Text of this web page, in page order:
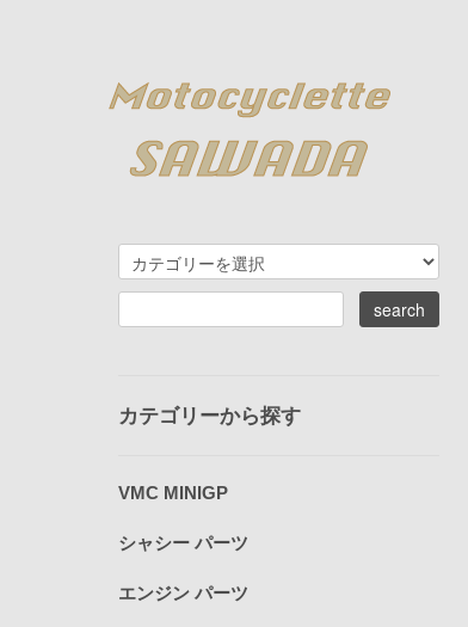
カテゴリーから探す
VMC MINIGP
シャシー パーツ
エンジン パーツ